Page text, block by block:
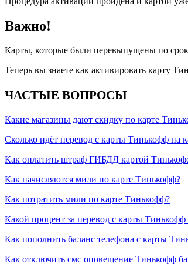
Важно!
Карты, которые были перевыпущены по
Теперь вы знаете как активировать карту
ЧАСТЫЕ ВОПРОСЫ
Какие магазины дают скидку по карте
Сколько идёт перевод с карты Тинькофф на
Как оплатить штраф ГИБДД картой
Как начисляются мили по карте Тинькофф?
Как потратить мили по карте Тинькофф?
Какой процент за перевод с карты
Как пополнить баланс телефона с карты
Как отключить смс оповещение Тинькофф